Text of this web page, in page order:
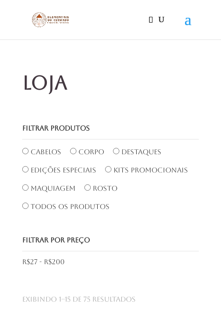
LOJA
FILTRAR PRODUTOS
Cabelos Corpo Destaques
Edições Especiais Kits Promocionais
Maquiagem Rosto
Todos os produtos
Filtrar por preço
R$27- R$200
Exibindo 1–15 de 75 resultadosClassificado